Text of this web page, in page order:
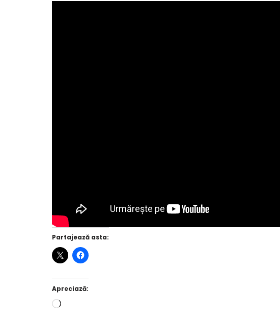
Partajează asta:
Apreciază: